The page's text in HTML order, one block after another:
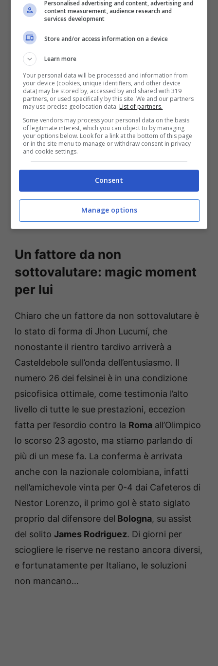
Roma di Gasperini. Domani alla ripresa degli
allenamenti a Casteldebole ci sarà anche
Martin Vitik, di ritorno dagli impegni con la
Nazionale, mentre come risaputo
Lucumí
rientreranno solo il 16 ottobre. In
questo senso Casale gode di un leggero
vantaggio rispetto agli altri e potrebbe
dunque prendersi una maglia come appena
ribadito.
Gli impegni saranno tanti e ravvicinati per il
, solo da domani si avranno ulteriori
informazioni circa la presenza dal primo
minuto dell’ex Verona a Cagliari, o al massimo
a Bucarest.
Un fattore da non
sottovalutare: magic moment
per lui
Chiaro che un fattore da non sottovalutare è
lo stato di forma di Jhon Lucumí, che
nonostante il rientro tardivo arriverà a
Casteldebole sull’onda dell’entusiasmo. Il
numero 26 dei felsinei è in una condizione
psicofisica ottimale, come testimonia l’alto
livello di tutte le sue prestazioni, eccezion
fatta per l’esordio contro la Roma all’Olimpico
lo scorso 23 agosto, ma stiamo parlando di
più di un mese fa. La conferma è arrivata
anche con la nazionale colombiana, infatti
nell’amichevole vinta per 0-4 dai Cafeteros di
Nestor Lorenzo, il primo gol è stato siglato
proprio dal difensore del Bologna, su assist
del solito James Rodriguez. Di giorni per
sciogliere le riserve ne restano ancora diversi,
e fortunatamente per Italiano, le soluzioni
non mancano…
Personalised advertising and content, advertising and
content measurement, audience research and
services development
Store and/or access information on a device
Learn more
Your personal data will be processed and information from
your device (cookies, unique identifiers, and other device
data) may be stored by, accessed by and shared with 319
partners, or used specifically by this site. We and our partners
may use precise geolocation data. List of partners.
Some vendors may process your personal data on the basis
of legitimate interest, which you can object to by managing
your options below. Look for a link at the bottom of this page
or in the site menu to manage or withdraw consent in privacy
and cookie settings.
Consent
Manage options